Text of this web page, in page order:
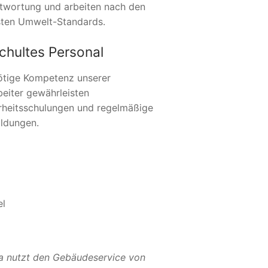
und arbeiten nach den
Umwelt-Standards.
Personal
Kompetenz unserer
gewährleisten
und regelmäßige
nutzt den Gebäudeservice von